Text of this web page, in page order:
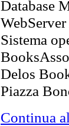
Database
Sistema
Delos
Piazza
Continua